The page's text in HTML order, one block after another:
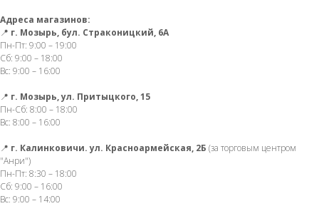
Адреса магазинов:
📍 г. Мозырь, бул. Страконицкий, 6А
Пн-Пт: 9:00 – 19:00
Сб: 9:00 – 18:00
Вс: 9:00 – 16:00
📍 г. Мозырь, ул. Притыцкого, 15
Пн-Сб: 8:00 – 18:00
Вс: 8:00 – 16:00
📍 г. Калинковичи. ул. Красноармейская, 2Б (за торговым центром
"Анри")
Пн-Пт: 8:30 – 18:00
Сб: 9:00 – 16:00
Вс: 9:00 – 14:00